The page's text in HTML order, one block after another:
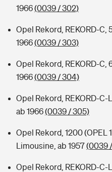
1966(0039 / 302)
Opel Rekord, REKORD-C,
1966(0039 / 303)
Opel Rekord, REKORD-C,
1966(0039 / 304)
Opel Rekord, REKORD-C-
ab 1966(0039 / 305)
Opel Rekord, 1200 (OPEL
Limousine, ab 1957(0039
Opel Rekord, REKORD-C-